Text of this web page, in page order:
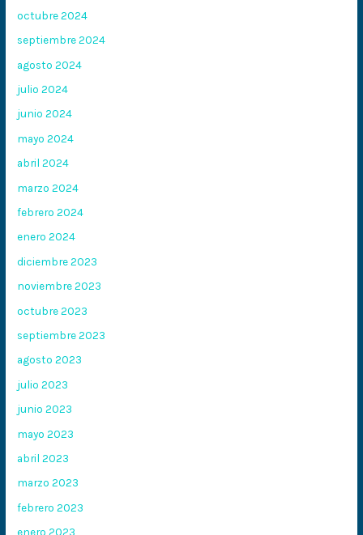
octubre 2024
septiembre 2024
agosto 2024
julio 2024
junio 2024
mayo 2024
abril 2024
marzo 2024
febrero 2024
enero 2024
diciembre 2023
noviembre 2023
octubre 2023
septiembre 2023
agosto 2023
julio 2023
junio 2023
mayo 2023
abril 2023
marzo 2023
febrero 2023
enero 2023